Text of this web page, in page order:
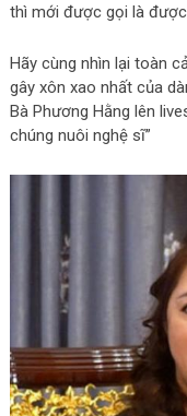
thì mới được gọi là được
Hãy cùng nhìn lại toàn
gây xôn xao nhất của
Bà Phương Hằng lên
chúng nuôi nghệ sĩ”